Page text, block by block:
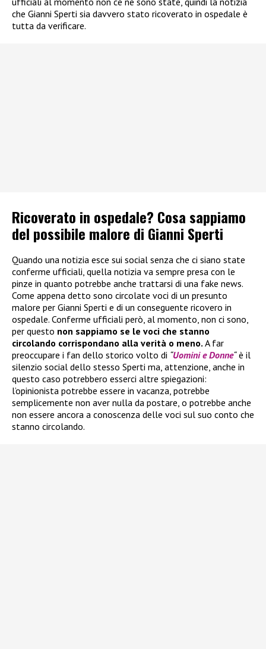
che Gianni Sperti sia davvero stato ricoverato in ospedale è
tutta da verificare.
Ricoverato in ospedale? Cosa sappiamo
del possibile malore di Gianni Sperti
Quando una notizia esce sui social senza che ci siano state
conferme ufficiali, quella notizia va sempre presa con le
pinze in quanto potrebbe anche trattarsi di una fake news.
Come appena detto sono circolate voci di un presunto
malore per Gianni Sperti e di un conseguente ricovero in
ospedale. Conferme ufficiali però, al momento, non ci sono,
per questo non sappiamo se le voci che stanno
circolando corrispondano alla verità o meno. A far
preoccupare i fan dello storico volto di “Uomini e Donne“è il
silenzio social dello stesso Sperti ma, attenzione, anche in
questo caso potrebbero esserci altre spiegazioni:
l’opinionista potrebbe essere in vacanza, potrebbe
semplicemente non aver nulla da postare, o potrebbe anche
non essere ancora a conoscenza delle voci sul suo conto che
stanno circolando.